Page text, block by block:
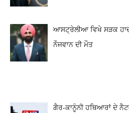
ਆਸਟ੍ਰੇਲੀਆ ਵਿਖੇ ਸੜਕ
ਨੌਜਵਾਨ ਦੀ ਮੌਤ
ਗੈਰ-ਕਾਨੂੰਨੀ ਹਥਿਆਰਾਂ ਦੇ